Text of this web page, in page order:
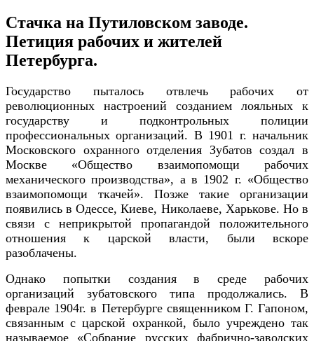
Стачка на Путиловском заводе.
Петиция рабочих и жителей
Петербурга.
Государство пыталось отвлечь рабочих от
революционных настроений созданием лояльных к
государству и подконтрольных полиции
профессиональных организаций. В 1901 г. начальник
Московского охранного отделения Зубатов создал в
Москве «Общество взаимопомощи рабочих
механического производства», а в 1902 г. «Общество
взаимопомощи ткачей». Позже такие организации
появились в Одессе, Киеве, Николаеве, Харькове. Но в
связи с неприкрытой пропагандой положительного
отношения к царской власти, были вскоре
разоблачены.
Однако попытки создания в среде рабочих
организаций зубатовского типа продолжались. В
феврале 1904г. в Петербурге священником Г. Гапоном,
связанным с царской охранкой, было учреждено так
называемое «Собрание русских фабрично-заводских